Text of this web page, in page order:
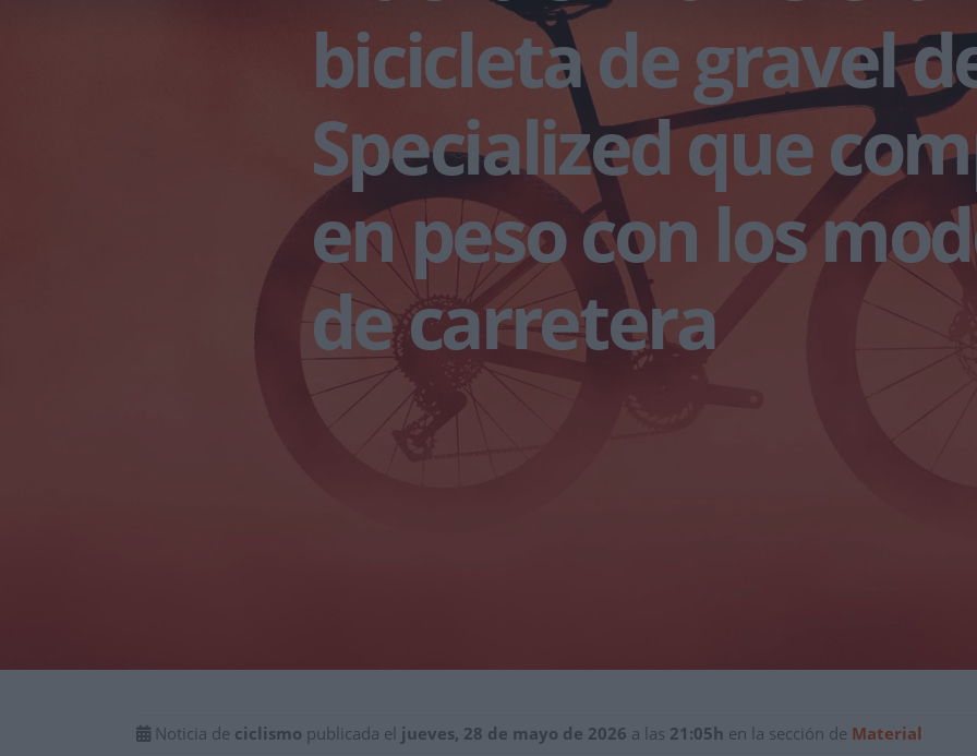
bicicleta de gravel
Specialized que
en peso con los
de carretera
Noticia de ciclismo publicada el jueves, 28 de mayo de 2026 a las 21:05h en la sección de Material